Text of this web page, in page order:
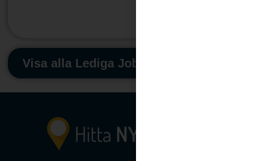
Visa alla Lediga Jobb